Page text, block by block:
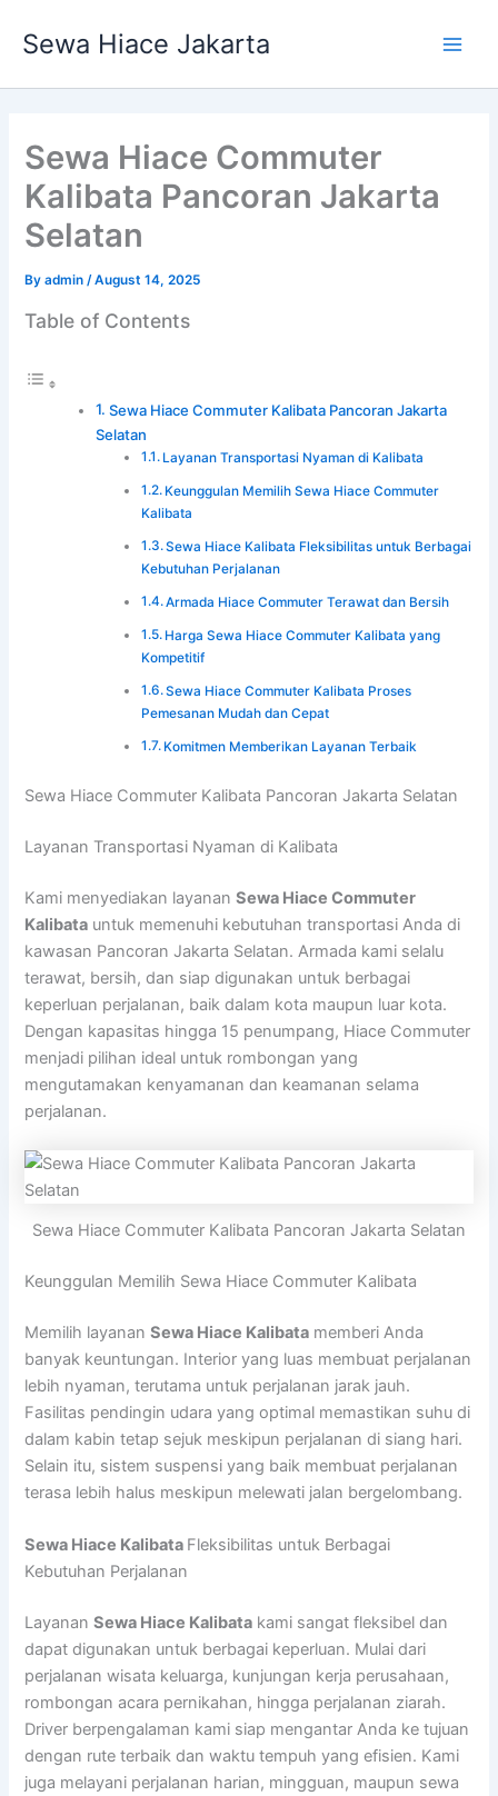
Sewa Hiace Jakarta
Sewa Hiace Commuter
Kalibata Pancoran Jakarta
Selatan
Byadmin /August 14, 2025
Table of Contents
Sewa Hiace Commuter Kalibata Pancoran Jakarta
Selatan
Layanan Transportasi Nyaman di Kalibata
Keunggulan Memilih Sewa Hiace Commuter
Kalibata
Sewa Hiace Kalibata Fleksibilitas untuk Berbagai
Kebutuhan Perjalanan
Armada Hiace Commuter Terawat dan Bersih
Harga Sewa Hiace Commuter Kalibata yang
Kompetitif
Sewa Hiace Commuter Kalibata Proses
Pemesanan Mudah dan Cepat
Komitmen Memberikan Layanan Terbaik
Sewa Hiace Commuter Kalibata Pancoran Jakarta Selatan
Layanan Transportasi Nyaman di Kalibata
Kami menyediakan layananSewa Hiace Commuter
Kalibata untuk memenuhi kebutuhan transportasi Anda di
kawasan Pancoran Jakarta Selatan. Armada kami selalu
terawat, bersih, dan siap digunakan untuk berbagai
keperluan perjalanan, baik dalam kota maupun luar kota.
Dengan kapasitas hingga 15 penumpang, Hiace Commuter
menjadi pilihan ideal untuk rombongan yang
mengutamakan kenyamanan dan keamanan selama
perjalanan.
Sewa Hiace Commuter Kalibata Pancoran Jakarta Selatan
Keunggulan Memilih Sewa Hiace Commuter Kalibata
Memilih layananSewa Hiace Kalibata memberi Anda
banyak keuntungan. Interior yang luas membuat perjalanan
lebih nyaman, terutama untuk perjalanan jarak jauh.
Fasilitas pendingin udara yang optimal memastikan suhu di
dalam kabin tetap sejuk meskipun perjalanan di siang hari.
Selain itu, sistem suspensi yang baik membuat perjalanan
terasa lebih halus meskipun melewati jalan bergelombang.
Sewa Hiace Kalibata Fleksibilitas untuk Berbagai
Kebutuhan Perjalanan
LayananSewa Hiace Kalibata kami sangat fleksibel dan
dapat digunakan untuk berbagai keperluan. Mulai dari
perjalanan wisata keluarga, kunjungan kerja perusahaan,
rombongan acara pernikahan, hingga perjalanan ziarah.
Driver berpengalaman kami siap mengantar Anda ke tujuan
dengan rute terbaik dan waktu tempuh yang efisien. Kami
juga melayani perjalanan harian, mingguan, maupun sewa